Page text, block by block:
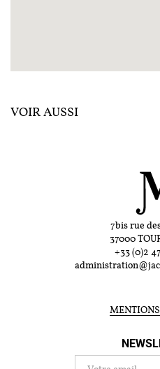
VOIR AUSSI
7bis rue
37000
+33 (0)2